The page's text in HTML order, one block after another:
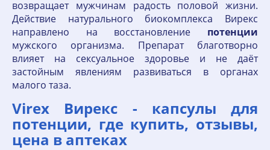
возвращает мужчинам радость половой жизни.
Действие натурального биокомплекса Вирекс
направлено на восстановление потенции
мужского организма. Препарат благотворно
влияет на сексуальное здоровье и не даёт
застойным явлениям развиваться в органах
малого таза.
Virex Вирекс - капсулы для
потенции, где купить, отзывы,
цена в аптеках